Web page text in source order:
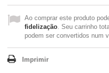
Ao comprar este produto
fidelização. Seu carrinho
podem ser convertidos num
Imprimir